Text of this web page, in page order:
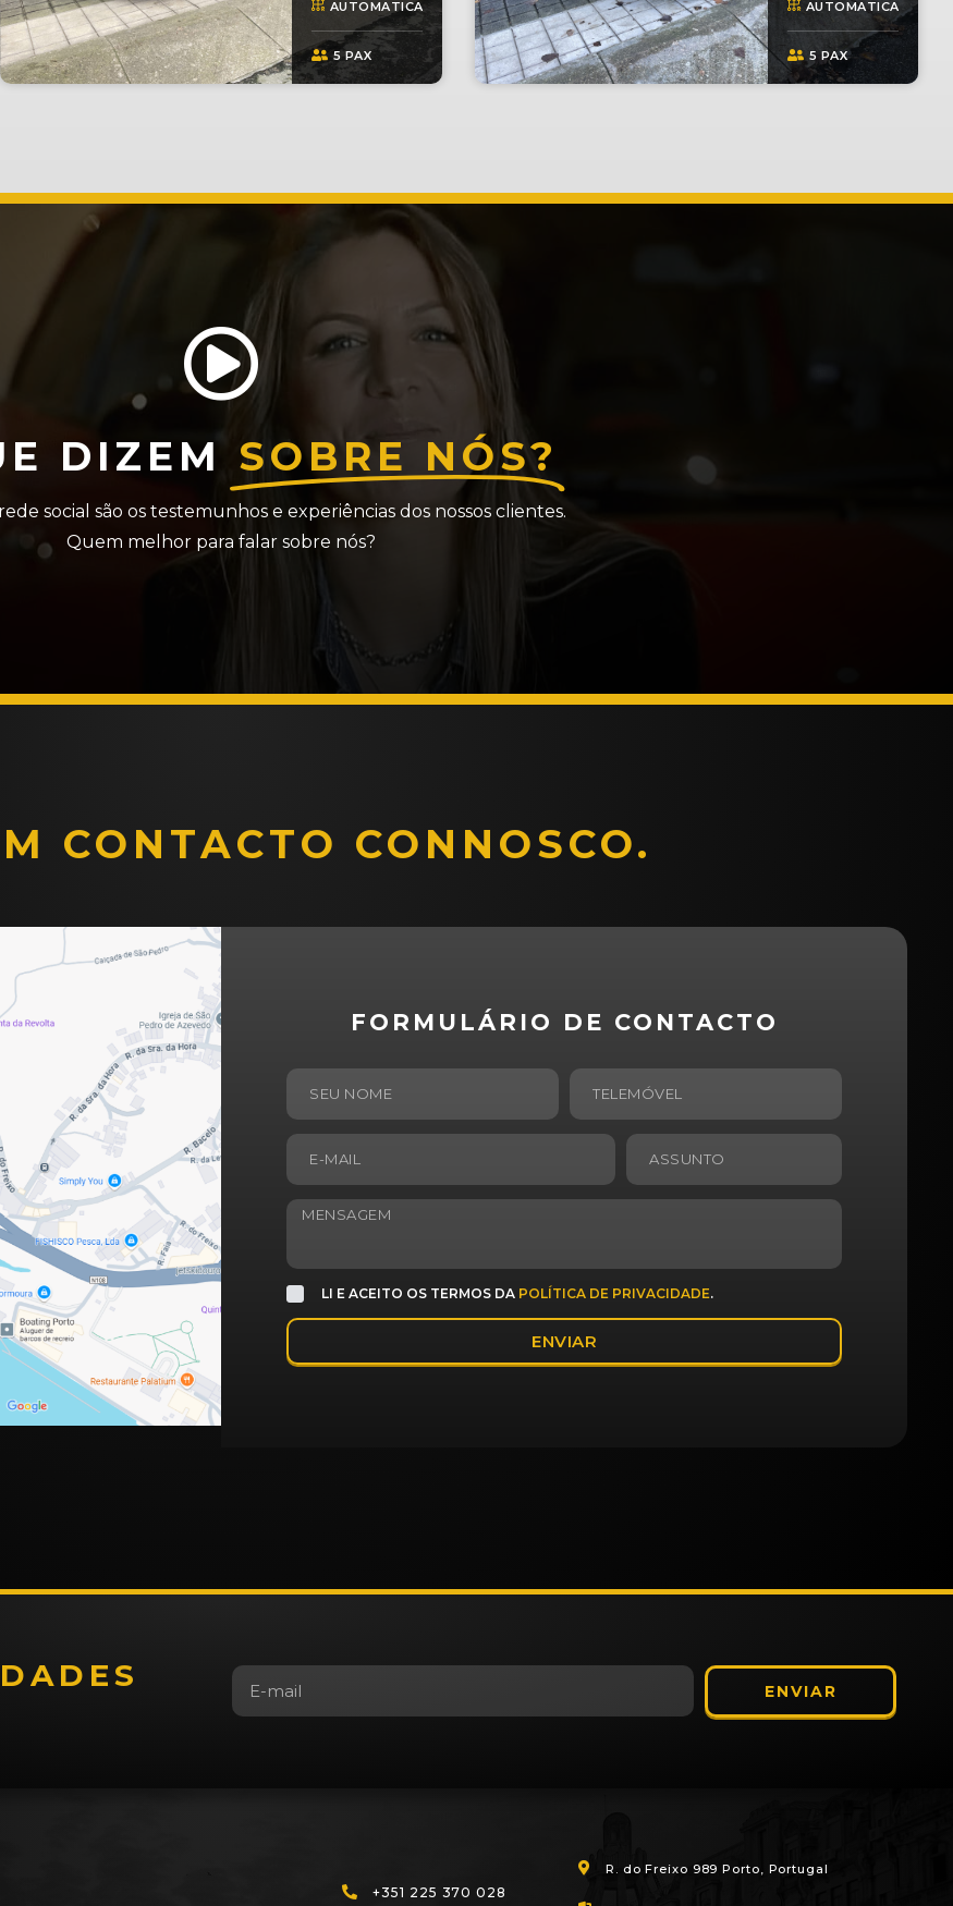
AUTOMATICA
5 PAX
AUTOMATICA
5 PAX
DIZEM SOBRE NÓS?
social são os testemunhos e experiências dos nossos clientes.
Quem melhor para falar sobre nós?
CONTACTO CONNOSCO.
FORMULÁRIO DE CONTACTO
LI E ACEITO OS TERMOS DA POLÍTICA DE PRIVACIDADE.
ENVIAR
ENVIAR
+351 225 370 028
R. do Freixo 989 Porto, Portugal